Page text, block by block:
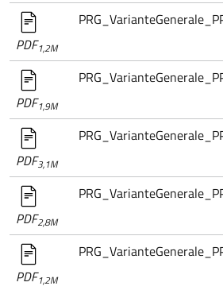
PDF1,2M
PDF1,9M
PDF3,1M
PDF2,8M
PDF1,2M